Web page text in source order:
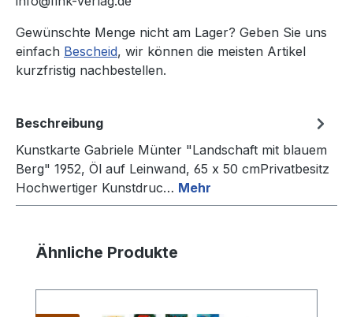
Gewünschte Menge nicht am Lager? Geben Sie uns
einfach Bescheid, wir können die meisten Artikel
kurzfristig nachbestellen.
Beschreibung
Kunstkarte Gabriele Münter "Landschaft mit blauem
Berg" 1952, Öl auf Leinwand, 65 x 50 cmPrivatbesitz
Hochwertiger Kunstdruc… Mehr
Produktgalerie überspringen
Ähnliche Produkte